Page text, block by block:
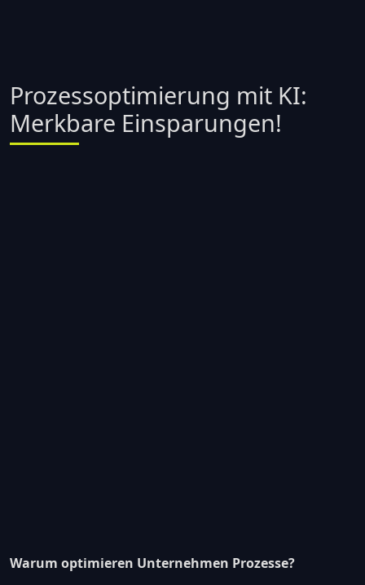
Prozessoptimierung mit KI:
Merkbare Einsparungen!
Warum optimieren Unternehmen Prozesse?